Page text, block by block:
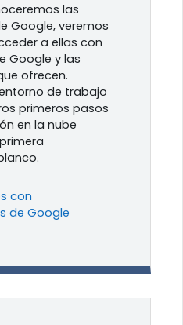
las
Google, veremos
a ellas con
Google y las
ofrecen.
de trabajo
primeros pasos
en la nube
con
de Google